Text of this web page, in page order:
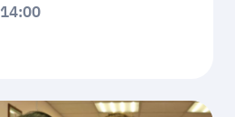
14:00